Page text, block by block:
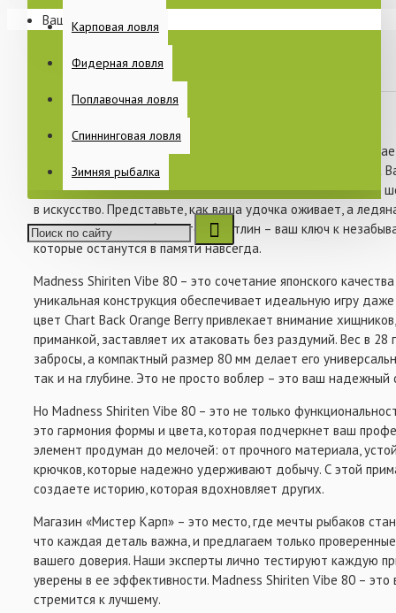
Раскладушки
ПИТАНИЕ
КАТУШКИ
БЫТ НА РЫБАЛКЕ
ВСЁ ДЛЯ ОСНАСТОК
Карповая ловля
Фидерная ловля
Поплавочная ловля
Спиннинговая ловля
Зимняя рыбалка
Ваша корзина пуста!
- Вес: 28 гр
Когда речь заходит о зимней рыбалке, каждый рыболов
приманки. Воблер Madness Shiriten Vibe 80 28 гр #S03 Chart
бренда Madness – это не просто приманка, это настоящий
в искусство. Представьте, как ваша удочка оживает, а
полем для ваших побед. Этот раттлин – ваш ключ к
которые останутся в памяти навсегда.
Madness Shiriten Vibe 80 – это сочетание японского
уникальная конструкция обеспечивает идеальную игру
цвет Chart Back Orange Berry привлекает внимание
приманкой, заставляет их атаковать без раздумий. Вес в
забросы, а компактный размер 80 мм делает его
так и на глубине. Это не просто воблер – это ваш надежный
Но Madness Shiriten Vibe 80 – это не только
это гармония формы и цвета, которая подчеркнет ваш
элемент продуман до мелочей: от прочного материала,
крючков, которые надежно удерживают добычу. С этой
создаете историю, которая вдохновляет других.
Магазин «Мистер Карп» – это место, где мечты рыбаков
что каждая деталь важна, и предлагаем только
вашего доверия. Наши эксперты лично тестируют каждую
уверены в ее эффективности. Madness Shiriten Vibe 80 – это
стремится к лучшему.